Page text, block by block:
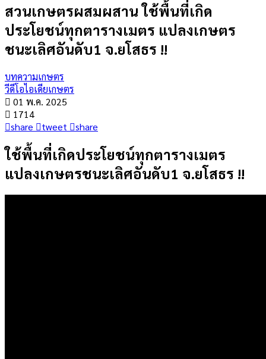
สวนเกษตรผสมผสาน ใช้พื้นที่เกิด
ประโยชน์ทุกตารางเมตร แปลงเกษตร
ชนะเลิศอันดับ1 จ.ยโสธร !!
บทความเกษตร
วีดีโอไอเดียเกษตร
01 พ.ค. 2025
1714
share
tweet share
ใช้พื้นที่เกิดประโยชน์ทุกตารางเมตร
แปลงเกษตรชนะเลิศอันดับ1 จ.ยโสธร !!